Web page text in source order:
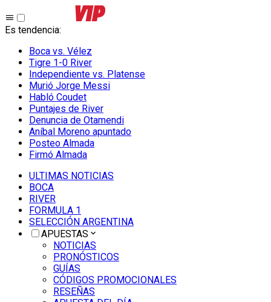
Es tendencia:
Boca vs. Vélez
Tigre 1-0 River
Independiente vs. Platense
Murió Jorge Messi
Habló Coudet
Puntajes de River
Denuncia de Otamendi
Aníbal Moreno apuntado
Posteo Almada
Firmó Almada
ULTIMAS NOTICIAS
BOCA
RIVER
FORMULA 1
SELECCIÓN ARGENTINA
APUESTAS
NOTICIAS
PRONÓSTICOS
GUÍAS
CÓDIGOS PROMOCIONALES
RESEÑAS